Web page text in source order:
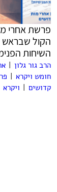
פרשת אחרי
הקול שבראש
השיחות
הרב גור גלון |
חומש ויקרא |
קדושים | ויקרא